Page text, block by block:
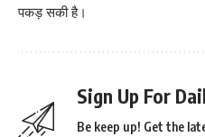
पकड़ सकी है।
Sign Up For
Be keep up! Get the